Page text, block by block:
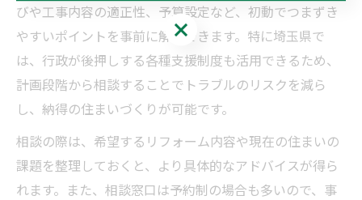
びや工事内容の適正性、予算設定など、初動でつまずき
やすいポイントを事前に解消できます。特に埼玉県で
は、行政が後押しする各種支援制度も活用できるため、
計画段階から相談することでトラブルのリスクを減ら
し、納得の住まいづくりが可能です。
相談の際は、希望するリフォーム内容や現在の住まいの
課題を整理しておくと、より具体的なアドバイスが得ら
れます。また、相談窓口は予約制の場合も多いので、事
お問い合わせ・ご相談はこちら